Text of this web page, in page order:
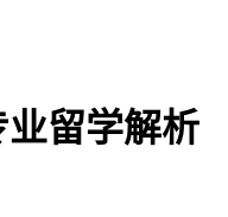
留学解析